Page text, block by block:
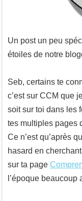
Un post un peu
étoiles de notre
Seb, certains te
c’est sur CCM que
soit sur toi dans les
tes multiples pages
Ce n’est qu’après
hasard en
sur ta page
l’époque